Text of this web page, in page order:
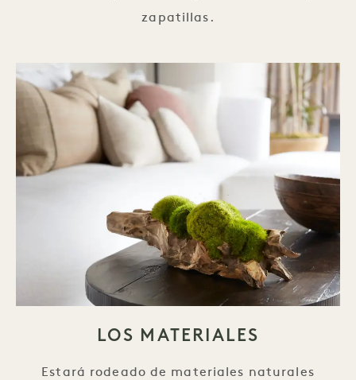
zapatillas.
LOS MATERIALES
Estará rodeado de materiales naturales